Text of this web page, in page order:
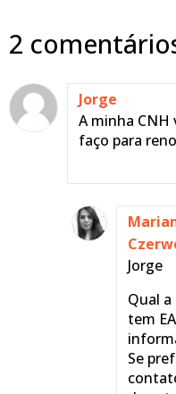
2
Jorge
A minha CNH
faço para
Jorge
Qual
tem
Se